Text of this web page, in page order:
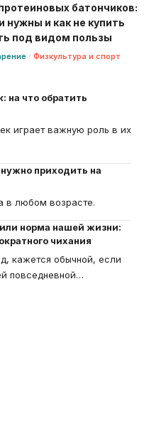
батончиков:
нужны и как не купить
под видом пользы
Физкультура и спорт
на что обратить
играет важную роль в их
приходить на
в любом возрасте.
норма нашей жизни:
чихания
кажется обычной, если
повседневной…